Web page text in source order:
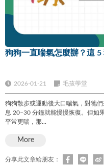
狗狗一直喘氣怎麼辦？這 5
2026-01-21 毛孩學堂
狗狗散步或運動後大口喘氣，對牠
息 20–30 分鐘就能慢慢恢復。但如
平常更喘，那...
More
分享此文章給朋友：